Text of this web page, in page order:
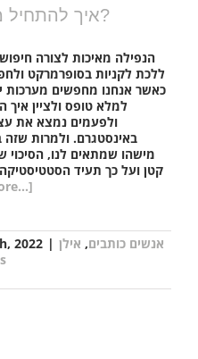
איך להתחיל מערכת יחסים אינטימית?
הנפילה מאיכות לצורה
ללכת לקניות בסופרמרקט
כאשר אנחנו מחפשים מערכות
למלא טופס ולציין
ולפעמים נמצא את
באינסטגרם. ולמרות שזה
מישהו שמתאים לנו,
קטן ועל כך תעיד
2022 | אנשים כותבים, אילן